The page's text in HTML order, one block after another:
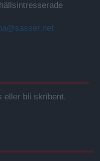
eller bli skribent.